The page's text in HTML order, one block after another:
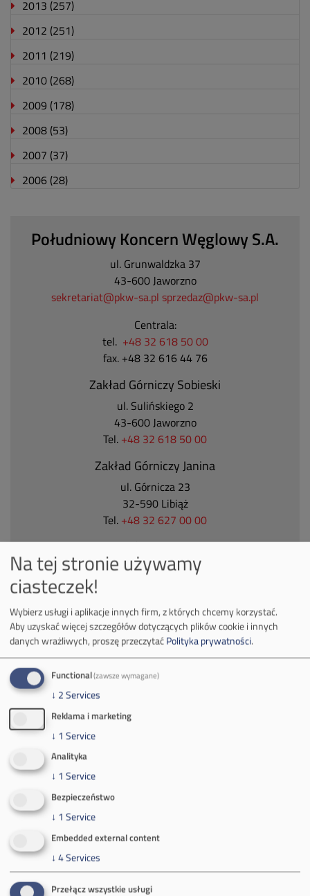
2013 (257)
2012 (251)
2011 (219)
2010 (268)
2009 (178)
2008 (53)
2007 (37)
2006 (28)
Południowy Koncern Węglowy S.A.
ul. Grunwaldzka 37
43-600 Jaworzno
sekretariat@pkw-sa.pl sprzedaz@pkw-sa.pl
Centrala:
tel. +48 32 618 50 00
fax. +48 32 616 44 76
Zakład Górniczy Sobieski
ul. Sulińskiego 2
43-600 Jaworzno
Tel. +48 32 618 50 00
Zakład Górniczy Janina
ul. Górnicza 23
32-590 Libiąż
Tel. +48 32 627 00 00
Zakład Górniczy Brzeszcze
ul.Kościuszki 1
Kontakt dla mediów:
mail:media@pkw-sa.pl
(poniedziałek-piątek 7:00-15:00)
Władze spółki
Spółka Południowy Koncern Węglowy
Na tej stronie używamy
ciasteczek!
Wybierz usługi i aplikacje innych firm, z których chcemy korzystać.
Aby uzyskać więcej szczegółów dotyczących plików cookie i innych
danych wrażliwych, proszę przeczytaćPolityka prywatności.
Functional(zawsze wymagane)
↓ 2Services
Reklama i marketing
↓ 1 Service
Analityka
↓ 1 Service
Bezpieczeństwo
↓ 1 Service
Embedded external content
↓ 4Services
Przełącz wszystkie usługi